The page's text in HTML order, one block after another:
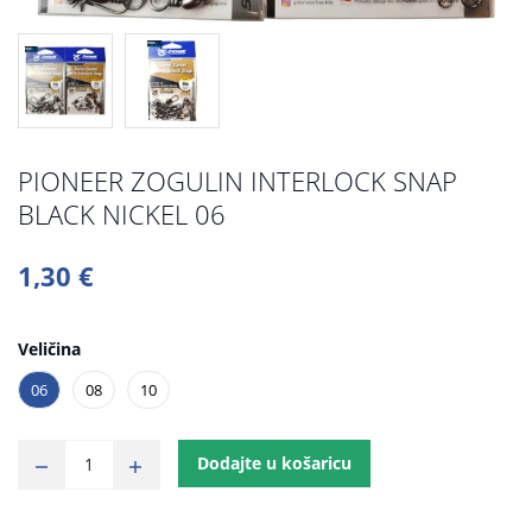
PIONEER ZOGULIN INTERLOCK SNAP
BLACK NICKEL 06
1,30 €
Veličina
06 08 10
Dodajte u košaricu